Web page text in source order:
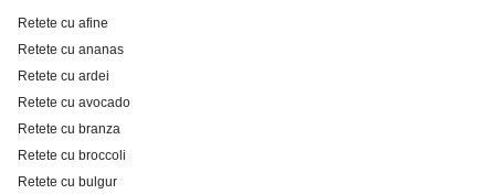
Retete cu afine
Retete cu ananas
Retete cu ardei
Retete cu avocado
Retete cu branza
Retete cu broccoli
Retete cu bulgur